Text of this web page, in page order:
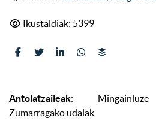
Ikustaldiak: 5399
Antolatzaileak: Mingainluze
Zumarragako udalak